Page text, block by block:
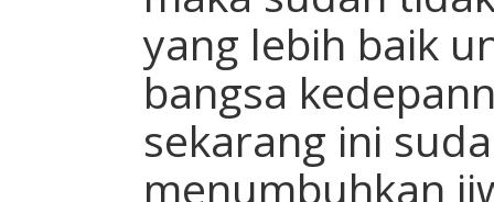
yang lebih baik
bangsa
sekarang ini
menumbuhkan